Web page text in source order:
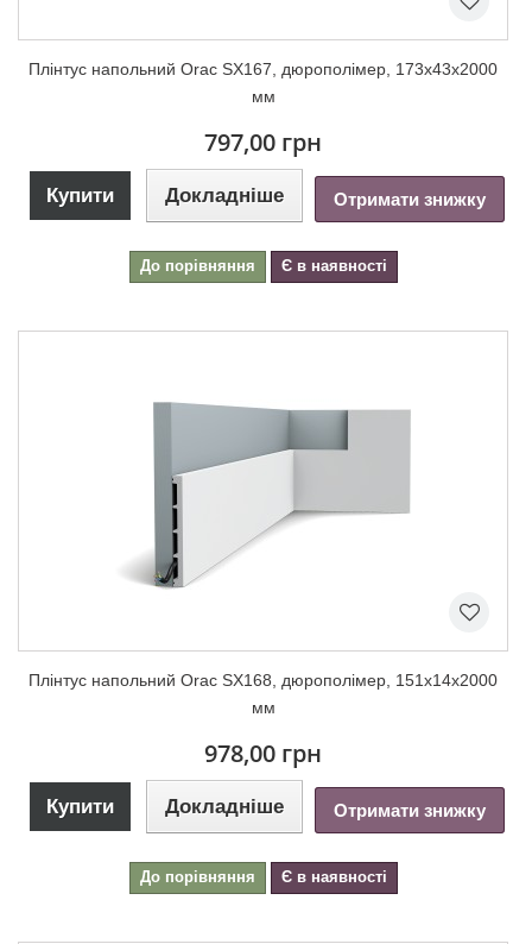
Плінтус напольний Orac SX167, дюрополімер, 173х43х2000
мм
797,00 грн
Купити Докладніше Отримати знижку
До порівняння Є в наявності
Плінтус напольний Orac SX168, дюрополімер, 151х14х2000
мм
978,00 грн
Купити Докладніше Отримати знижку
До порівняння Є в наявності